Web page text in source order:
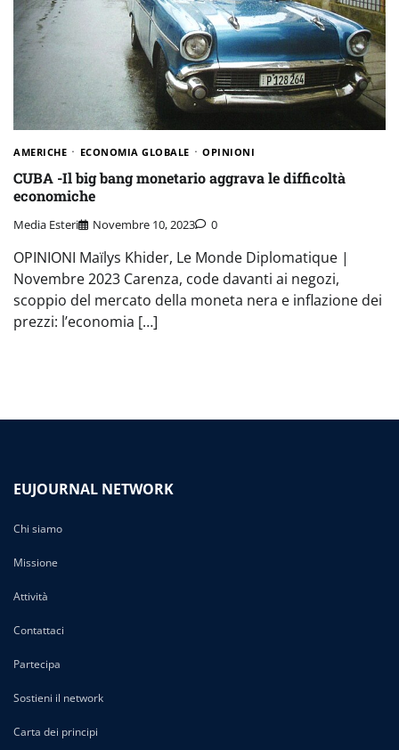
AMERICHE ECONOMIA GLOBALE OPINIONI
CUBA -Il big bang monetario aggrava le difficoltà
economiche
Media Esteri Novembre 10, 2023 0
OPINIONI Maïlys Khider, Le Monde Diplomatique |
Novembre 2023 Carenza, code davanti ai negozi,
scoppio del mercato della moneta nera e inflazione dei
prezzi: l’economia […]
EUJOURNAL NETWORK
Chi siamo
Missione
Attività
Contattaci
Partecipa
Sostieni il network
Carta dei principi